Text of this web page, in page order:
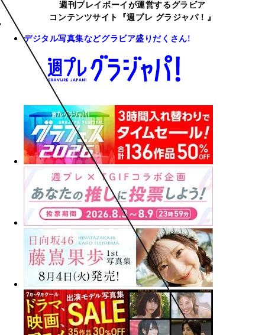
週刊プレイボーイが運営するグラビア
コンテンツサイト『週プレ グラジャパ！』
デジタル写真集などグラビア盛りだくさん!